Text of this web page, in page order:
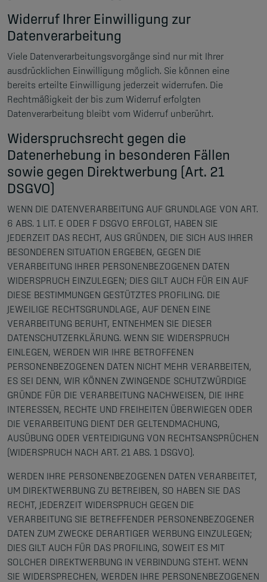
Widerruf Ihrer Einwilligung zur
Datenverarbeitung
Viele Datenverarbeitungsvorgänge sind nur mit Ihrer
ausdrücklichen Einwilligung möglich. Sie können eine
bereits erteilte Einwilligung jederzeit widerrufen. Die
Rechtmäßigkeit der bis zum Widerruf erfolgten
Datenverarbeitung bleibt vom Widerruf unberührt.
Widerspruchsrecht gegen die
Datenerhebung in besonderen Fällen
sowie gegen Direktwerbung (Art. 21
DSGVO)
WENN DIE DATENVERARBEITUNG AUF GRUNDLAGE VON ART.
6 ABS. 1 LIT. E ODER F DSGVO ERFOLGT, HABEN SIE
JEDERZEIT DAS RECHT, AUS GRÜNDEN, DIE SICH AUS IHRER
BESONDEREN SITUATION ERGEBEN, GEGEN DIE
VERARBEITUNG IHRER PERSONENBEZOGENEN DATEN
WIDERSPRUCH EINZULEGEN; DIES GILT AUCH FÜR EIN AUF
DIESE BESTIMMUNGEN GESTÜTZTES PROFILING. DIE
JEWEILIGE RECHTSGRUNDLAGE, AUF DENEN EINE
VERARBEITUNG BERUHT, ENTNEHMEN SIE DIESER
DATENSCHUTZERKLÄRUNG. WENN SIE WIDERSPRUCH
EINLEGEN, WERDEN WIR IHRE BETROFFENEN
PERSONENBEZOGENEN DATEN NICHT MEHR VERARBEITEN,
ES SEI DENN, WIR KÖNNEN ZWINGENDE SCHUTZWÜRDIGE
GRÜNDE FÜR DIE VERARBEITUNG NACHWEISEN, DIE IHRE
INTERESSEN, RECHTE UND FREIHEITEN ÜBERWIEGEN ODER
DIE VERARBEITUNG DIENT DER GELTENDMACHUNG,
AUSÜBUNG ODER VERTEIDIGUNG VON RECHTSANSPRÜCHEN
(WIDERSPRUCH NACH ART. 21 ABS. 1 DSGVO).
WERDEN IHRE PERSONENBEZOGENEN DATEN VERARBEITET,
UM DIREKTWERBUNG ZU BETREIBEN, SO HABEN SIE DAS
RECHT, JEDERZEIT WIDERSPRUCH GEGEN DIE
VERARBEITUNG SIE BETREFFENDER PERSONENBEZOGENER
DATEN ZUM ZWECKE DERARTIGER WERBUNG EINZULEGEN;
DIES GILT AUCH FÜR DAS PROFILING, SOWEIT ES MIT
SOLCHER DIREKTWERBUNG IN VERBINDUNG STEHT. WENN
SIE WIDERSPRECHEN, WERDEN IHRE PERSONENBEZOGENEN